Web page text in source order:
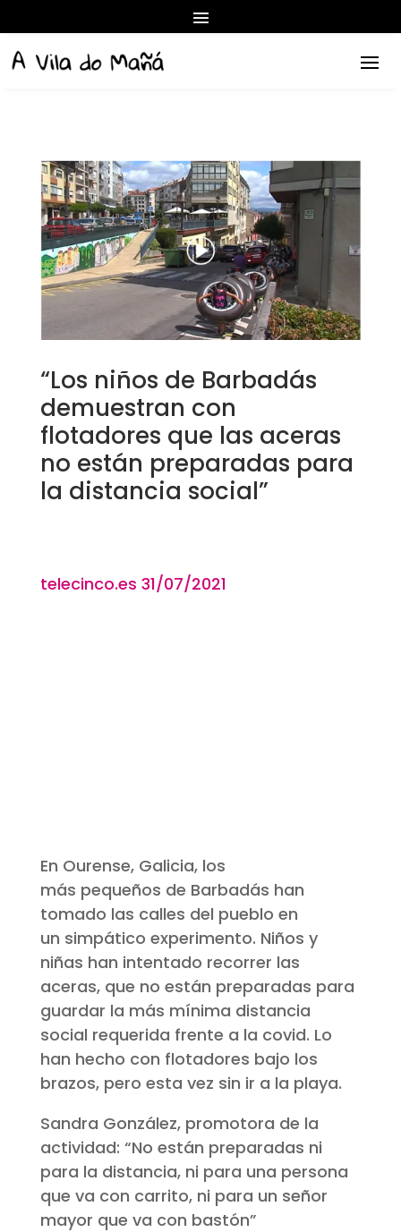
“Los niños de Barbadás
demuestran con
flotadores que las aceras
no están preparadas para
la distancia social”
telecinco.es 31/07/2021
En Ourense, Galicia, los
más pequeños de Barbadás han
tomado las calles del pueblo en
un simpático experimento. Niños y
niñas han intentado recorrer las
aceras, que no están preparadas para
guardar la más mínima distancia
social requerida frente a la covid. Lo
han hecho con flotadores bajo los
brazos, pero esta vez sin ir a la playa.
Sandra González, promotora de la
actividad: “No están preparadas ni
para la distancia, ni para una persona
que va con carrito, ni para un señor
mayor que va con bastón”